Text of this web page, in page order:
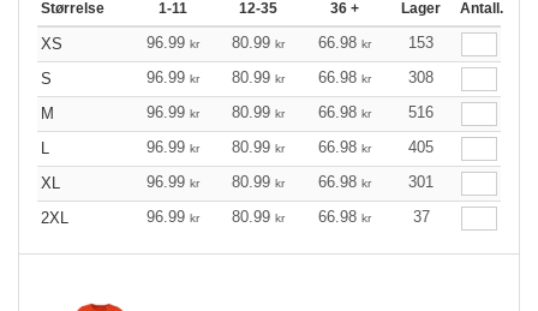
Størrelse 1-11 12-35 36 + Lager Antall.
XS 96.99 kr 80.99 kr 66.98 kr
153
S
96.99 kr 80.99 kr 66.98 kr
308
M
96.99 kr 80.99 kr 66.98 kr
516
L
96.99 kr 80.99 kr 66.98 kr
405
XL
96.99 kr 80.99 kr 66.98 kr
301
2XL
96.99 kr 80.99 kr 66.98 kr 37